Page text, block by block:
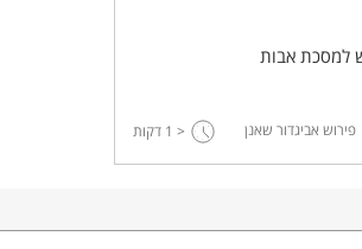
למסכת אבות
פירוש אביגדור שאנן < 1 דקות